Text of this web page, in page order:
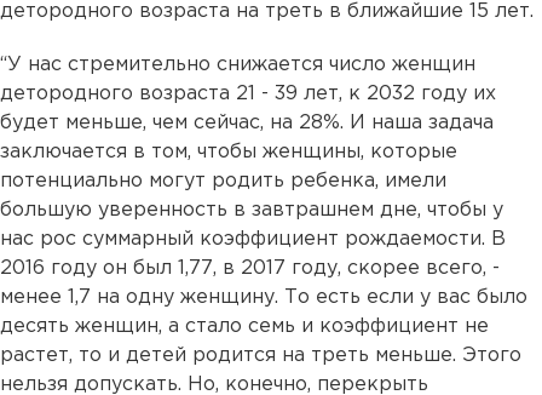
детородного возраста на треть в ближайшие 15 лет.
“У нас стремительно снижается число женщин
детородного возраста 21 - 39 лет, к 2032 году их
будет меньше, чем сейчас, на 28%. И наша задача
заключается в том, чтобы женщины, которые
потенциально могут родить ребенка, имели
большую уверенность в завтрашнем дне, чтобы у
нас рос суммарный коэффициент рождаемости. В
2016 году он был 1,77, в 2017 году, скорее всего, -
менее 1,7 на одну женщину. То есть если у вас было
десять женщин, а стало семь и коэффициент не
растет, то и детей родится на треть меньше. Этого
нельзя допускать. Но, конечно, перекрыть